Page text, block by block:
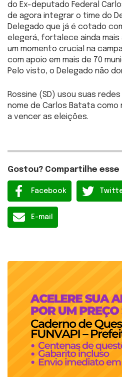
do Ex-deputado Federal
de agora integrar o time do
Delegado que já é cotado
elegerá, fortalece ainda mais
um momento crucial na
com apoio em mais de 70
Pelo visto, o Delegado não
Rossine (SD) usou suas
nome de Carlos Batata como
a vencer as eleições.
Gostou? Compartilhe
Facebook
E-mail